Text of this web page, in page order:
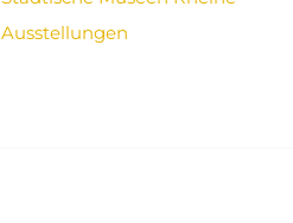
Ausstellungen